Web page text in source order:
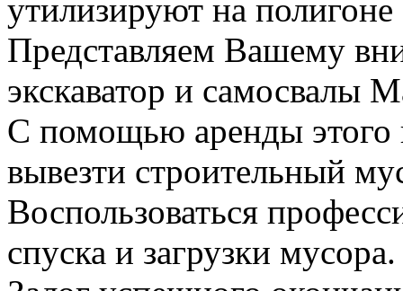
утилизируют на полигоне
Представляем Вашему
экскаватор и самосвалы
С помощью аренды этого
вывезти строительный
Воспользоваться
спуска и загрузки мусора.